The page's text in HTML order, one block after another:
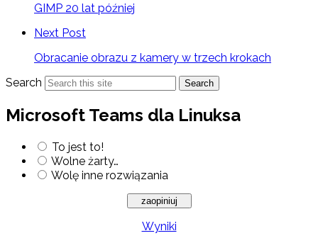
GIMP 20 lat później
Next Post
Obracanie obrazu z kamery w trzech krokach
Search
Search
Microsoft Teams dla Linuksa
To jest to!
Wolne żarty…
Wolę inne rozwiązania
Wyniki